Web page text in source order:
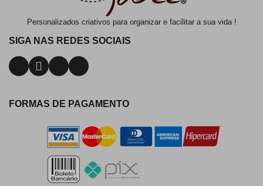
Personalizados criativos para organizar e facilitar a sua vida !
SIGA NAS REDES SOCIAIS
FORMAS DE PAGAMENTO